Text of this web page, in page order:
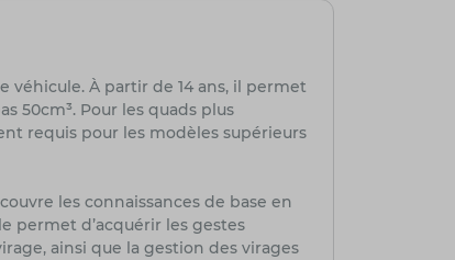
À partir de 14 ans, il permet
50cm³. Pour les quads plus
requis pour les modèles supérieurs
les connaissances de base en
permet d’acquérir les gestes
ainsi que la gestion des virages